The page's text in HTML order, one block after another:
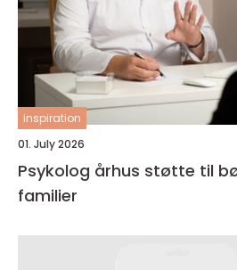
inspiration
01. July 2026
Psykolog århus støtte til børn, unge og deres
familier